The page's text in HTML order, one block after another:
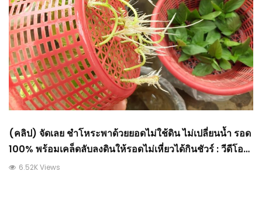
(คลิป) จัดเลย ชำโหระพาด้วยยอดไม่ใช้ดิน​ ไม่เปลี่ยนน้ำ รอด
100% พร้อมเคล็ดลับลงดินให้รอดไม่เหี่ยวได้กินชัวร์ : วีดีโอ
เกษตร
6.52K Views